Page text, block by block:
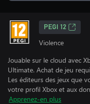
PEGI 12
Violence
Jouable sur le cloud avec
Ultimate. Achat de jeu
Les éditeurs des jeux que
votre profil Xbox et aux
Apprenez-en plus